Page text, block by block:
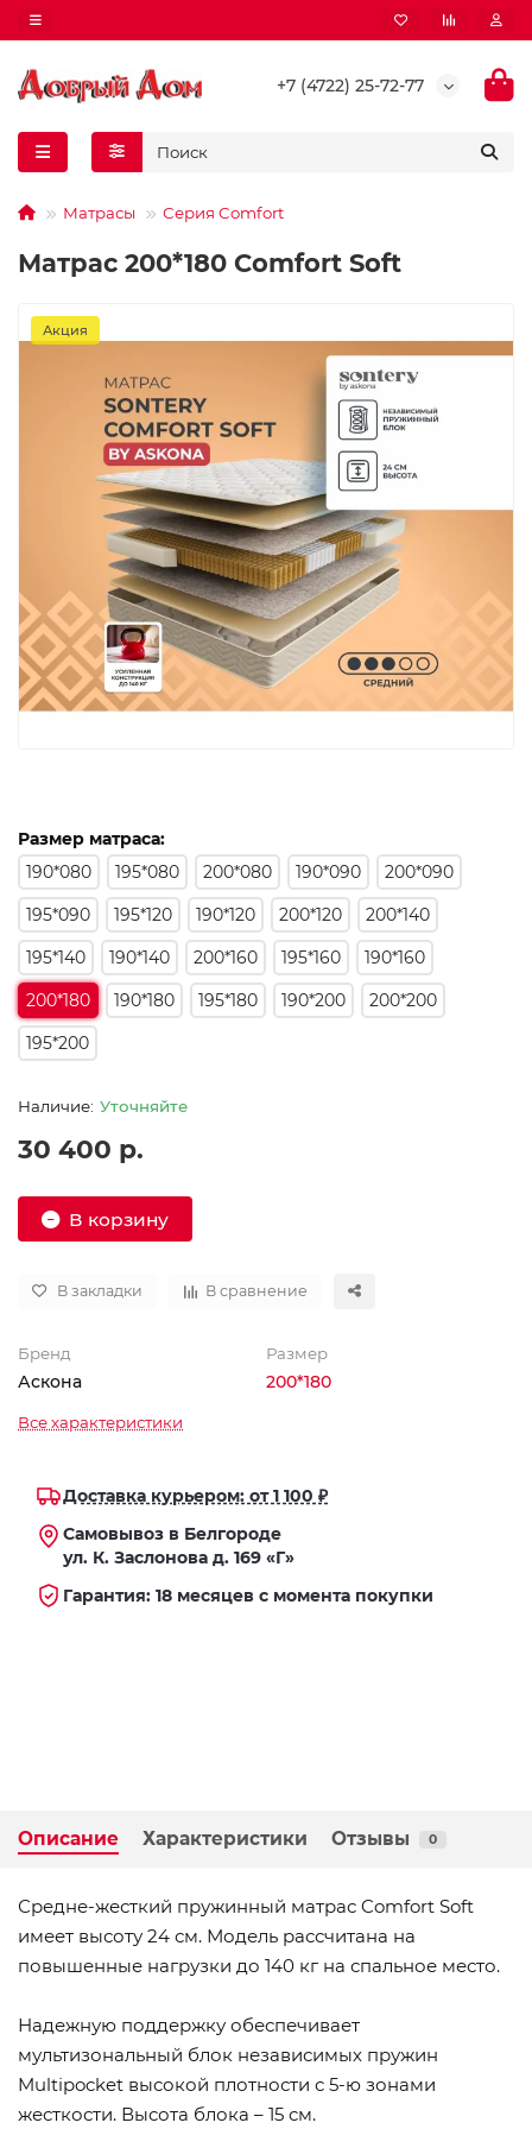
+7 (4722) 25-72-77
Матрасы Серия Comfort
Матрас 200*180 Comfort Soft
Акция
Размер матраса:
190*080
195*080 200*080 190*090
200*090
195*090
195*120 190*120 200*120
200*140
195*140
190*140 200*160 195*160
190*160
200*180
190*180 195*180 190*200
200*200
195*200
Уточняйте
30 400 р.
В корзину
В закладки В сравнение
Бренд
Аскона
Размер
200*180
Все характеристики
Доставка курьером: от 1 100 ₽
Самовывоз в Белгороде
ул. К. Заслонова д. 169 «Г»
Гарантия: 18 месяцев с момента покупки
Описание Характеристики Отзывы 0
Средне-жесткий пружинный матрас Comfort Soft
имеет высоту 24 см. Модель рассчитана на
повышенные нагрузки до 140 кг на спальное место.
Надежную поддержку обеспечивает
мультизональный блок независимых пружин
Multipocket высокой плотности с 5-ю зонами
жесткости. Высота блока – 15 см.